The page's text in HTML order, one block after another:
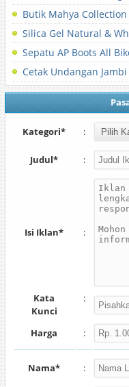
Butik Mahya Collection
Silica Gel Natural &
Sepatu AP Boots All
Cetak Undangan Jambi
Kategori* :
Judul* :
Isi Iklan* :
Kata
Kunci
:
Harga :
Nama* :